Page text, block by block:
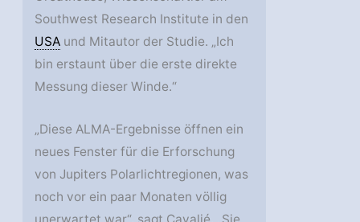
Southwest Research Institute in den
USA und Mitautor der Studie. „Ich
bin erstaunt über die erste direkte
Messung dieser Winde.“
„Diese ALMA-Ergebnisse öffnen ein
neues Fenster für die Erforschung
von Jupiters Polarlichtregionen, was
noch vor ein paar Monaten völlig